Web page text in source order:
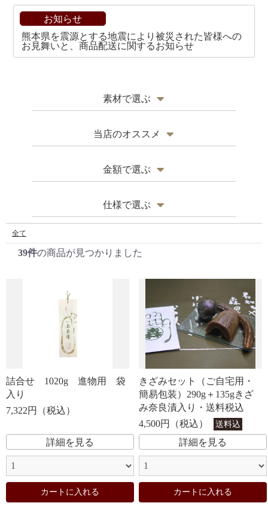
お知らせ
熊本県を震源とする地震により被災された皆様への
お見舞いと、商品配送に関するお知らせ
素材で選ぶ
ひょうたん、生姜
すもも、人参、セロリ
オリジナル商品
当店のオススメ
金額で選ぶ
1,000円〜3,000円
3,000円〜5,000円
10,000円〜
仕様で選ぶ
木蓋がついており、
ご体裁のよい丸型・
箱詰
袋詰 化粧袋に入っております
セット
消費税込みのお詰め合わせです
その他 お茶碗・つぼ入など
全て
39件の商品が見つかりました
詰合せ 1020g 進物用 袋
入り
7,322円（税込）
詳細を見る
カートに入れる
きざみセット（ご自宅用・
簡易包装）290g＋135gきざ
み奈良漬入り・送料税込
4,500円（税込）
送料込
詳細を見る
カートに入れる